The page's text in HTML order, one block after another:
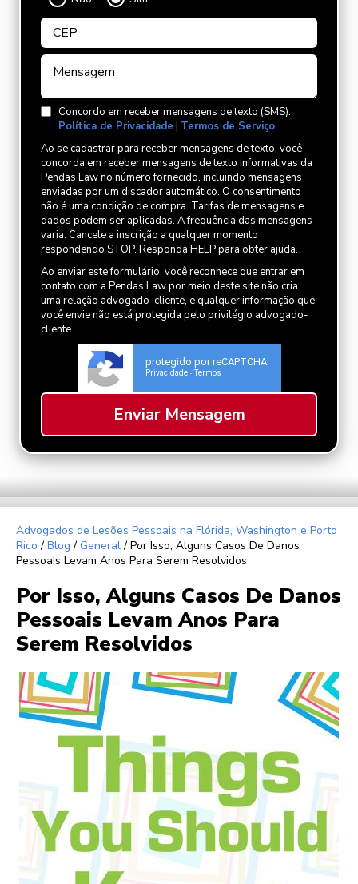
Concordo em receber mensagens de texto (SMS).
Política de Privacidade | Termos de Serviço
Ao se cadastrar para receber mensagens de texto, você
concorda em receber mensagens de texto informativas da
Pendas Law no número fornecido, incluindo mensagens
enviadas por um discador automático. O consentimento
não é uma condição de compra. Tarifas de mensagens e
dados podem ser aplicadas. A frequência das mensagens
varia. Cancele a inscrição a qualquer momento
respondendo STOP. Responda HELP para obter ajuda.
Ao enviar este formulário, você reconhece que entrar em
contato com a Pendas Law por meio deste site não cria
uma relação advogado-cliente, e qualquer informação que
você envie não está protegida pelo privilégio advogado-
cliente.
protegido por reCAPTCHA
Privacidade - Termos
Advogados de Lesões Pessoais na Flórida, Washington e Porto
Rico / Blog / General/ Por Isso, Alguns Casos De Danos
Pessoais Levam Anos Para Serem Resolvidos
Por Isso, Alguns Casos De Danos
Pessoais Levam Anos Para
Serem Resolvidos